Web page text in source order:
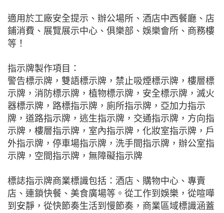
適用於工廠安全提示、辦公場所、酒店中西餐廳、店
鋪消費、展覽展示中心、俱樂部、娛樂會所、商務樓
等！
指示牌製作項目：
警告標示牌，雙語標示牌，禁止吸煙標示牌，樓層標
示牌，消防標示牌，植物標示牌，安全標示牌，滅火
器標示牌，路標指示牌，廁所指示牌，亞加力指示
牌，道路指示牌，逃生指示牌，交通指示牌，方向指
示牌，樓層指示牌，室內指示牌，化妝室指示牌，戶
外指示牌，停車場指示牌，洗手間指示牌，辦公室指
示牌，空間指示牌，無障礙指示牌
標誌指示牌商業標識包括：酒店、購物中心、專賣
店、連鎖快餐、美食廣場等。從工作到娛樂，從喧嘩
到安靜，從快節奏生活到慢節奏，商業區域標識涵蓋